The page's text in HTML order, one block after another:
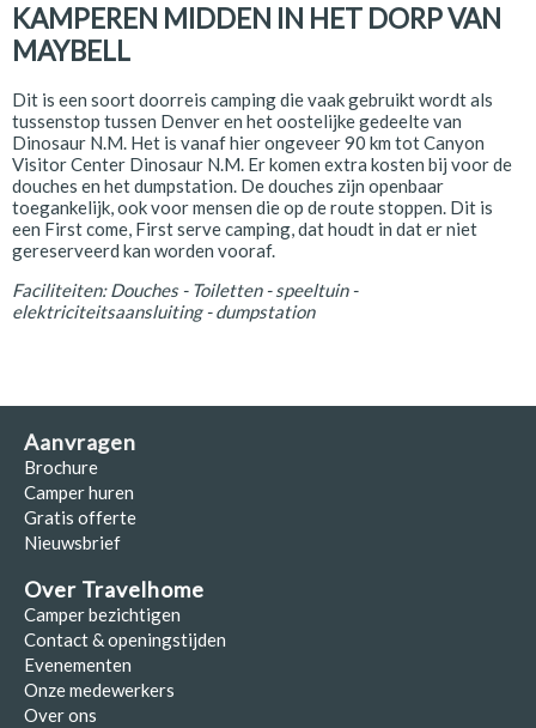
KAMPEREN MIDDEN IN HET DORP VAN
MAYBELL
Dit is een soort doorreis camping die vaak gebruikt wordt als
tussenstop tussen Denver en het oostelijke gedeelte van
Dinosaur N.M. Het is vanaf hier ongeveer 90 km tot Canyon
Visitor Center Dinosaur N.M. Er komen extra kosten bij voor de
douches en het dumpstation. De douches zijn openbaar
toegankelijk, ook voor mensen die op de route stoppen. Dit is
een First come, First serve camping, dat houdt in dat er niet
gereserveerd kan worden vooraf.
Faciliteiten: Douches - Toiletten - speeltuin -
elektriciteitsaansluiting - dumpstation
Aanvragen
Brochure
Camper huren
Gratis offerte
Nieuwsbrief
Over Travelhome
Camper bezichtigen
Contact & openingstijden
Evenementen
Onze medewerkers
Over ons